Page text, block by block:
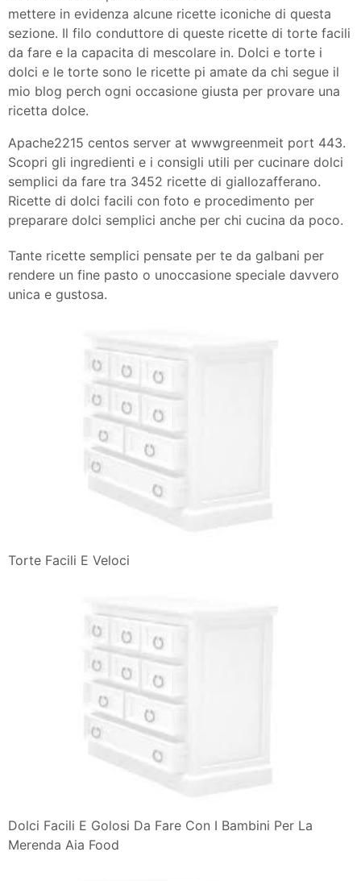
mettere in evidenza alcune ricette iconiche di questa
sezione. Il filo conduttore di queste ricette di torte facili
da fare e la capacita di mescolare in. Dolci e torte i
dolci e le torte sono le ricette pi amate da chi segue il
mio blog perch ogni occasione giusta per provare una
ricetta dolce.
Apache2215 centos server at wwwgreenmeit port 443.
Scopri gli ingredienti e i consigli utili per cucinare dolci
semplici da fare tra 3452 ricette di giallozafferano.
Ricette di dolci facili con foto e procedimento per
preparare dolci semplici anche per chi cucina da poco.
Tante ricette semplici pensate per te da galbani per
rendere un fine pasto o unoccasione speciale davvero
unica e gustosa.
Torte Facili E Veloci
Dolci Facili E Golosi Da Fare Con I Bambini Per La
Merenda Aia Food